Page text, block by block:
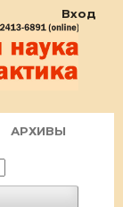
АРХИВЫ
Вход